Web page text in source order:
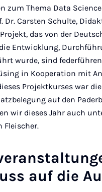
zum Thema Data
Dr. Carsten Schulte,
das von der
Entwicklung,
wurde, sind
in Kooperation mit
Projektkurses war
auf den
wir dieses Jahr auch
Fleischer.
auf die